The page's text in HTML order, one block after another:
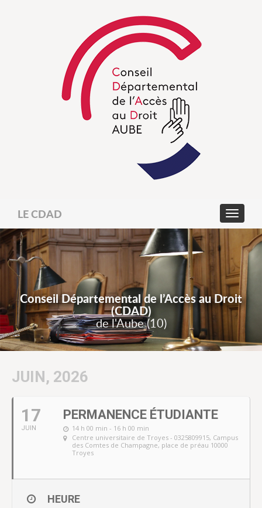
LE CDAD
Conseil Départemental de l’Accès au Droit
(CDAD)
de l'Aube (10)
JUIN, 2026
17
JUIN
PERMANENCE ÉTUDIANTE
14 h 00 min - 16 h 00 min
Centre universitaire de Troyes - 0325809915, Campus
des Comtes de Champagne, place de préau 10000
Troyes
HEURE